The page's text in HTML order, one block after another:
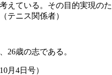
えている。その目的実現のた
テニス関係者）
26歳の志である。
月4日号）